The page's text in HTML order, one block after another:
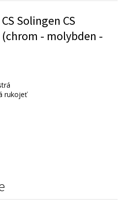
Solingen CS
(chrom - molybden -
rukojeť